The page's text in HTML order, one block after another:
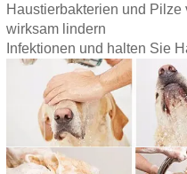
Haustierbakterien und
wirksam lindern
Infektionen und halten Sie